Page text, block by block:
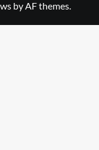
by AF themes.